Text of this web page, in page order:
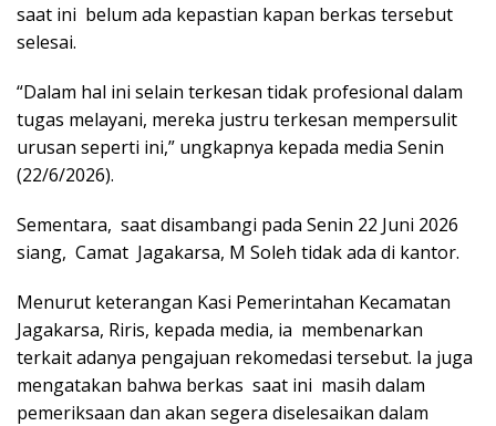
saat ini belum ada kepastian kapan berkas tersebut
selesai.
“Dalam hal ini selain terkesan tidak profesional dalam
tugas melayani, mereka justru terkesan mempersulit
urusan seperti ini,” ungkapnya kepada media Senin
(22/6/2026).
Sementara, saat disambangi pada Senin 22 Juni 2026
siang, Camat Jagakarsa, M Soleh tidak ada di kantor.
Menurut keterangan Kasi Pemerintahan Kecamatan
Jagakarsa, Riris, kepada media, ia membenarkan
terkait adanya pengajuan rekomedasi tersebut. Ia juga
mengatakan bahwa berkas saat ini masih dalam
pemeriksaan dan akan segera diselesaikan dalam